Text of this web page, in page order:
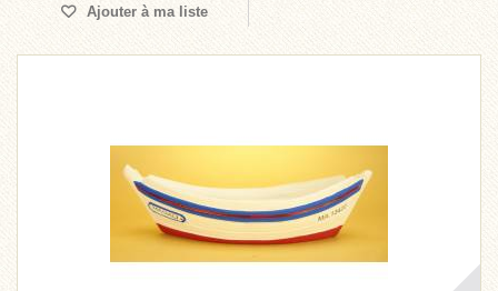
Ajouter à ma liste